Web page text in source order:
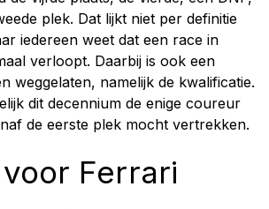
plek. Dat lijkt niet per definitie
iedereen weet dat een race in
verloopt. Daarbij is ook een
weggelaten, namelijk de kwalificatie.
dit decennium de enige coureur
de eerste plek mocht vertrekken.
Ferrari